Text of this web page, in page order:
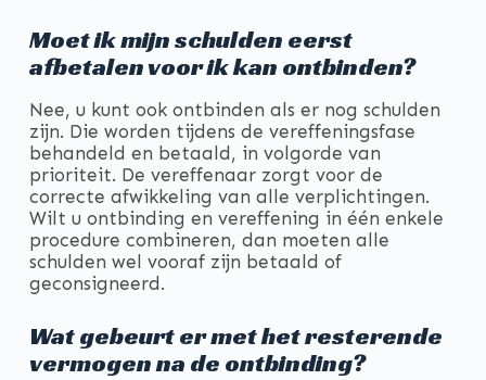
Moet ik mijn schulden eerst
afbetalen voor ik kan ontbinden?
Nee, u kunt ook ontbinden als er nog schulden
zijn. Die worden tijdens de vereffeningsfase
behandeld en betaald, in volgorde van
prioriteit. De vereffenaar zorgt voor de
correcte afwikkeling van alle verplichtingen.
Wilt u ontbinding en vereffening in één enkele
procedure combineren, dan moeten alle
schulden wel vooraf zijn betaald of
geconsigneerd.
Wat gebeurt er met het resterende
vermogen na de ontbinding?